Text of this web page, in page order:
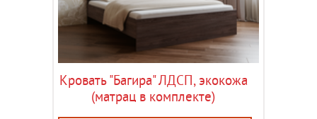
Кровать "Багира" ЛДСП, экокожа
(матрац в комплекте)